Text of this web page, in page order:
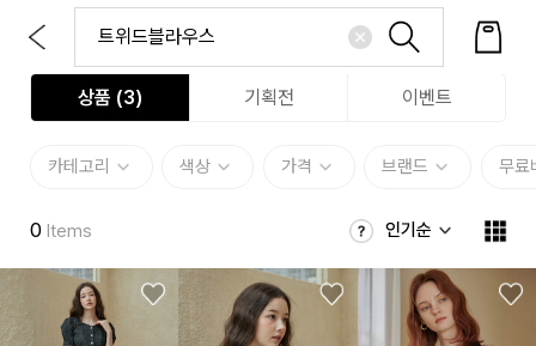
상품 (3) 기획전 이벤트
카테고리 색상 가격 브랜드 무료
0 Items 인기순